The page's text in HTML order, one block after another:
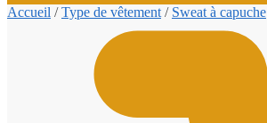
Accueil /Type de vêtement / Sweat à capuche